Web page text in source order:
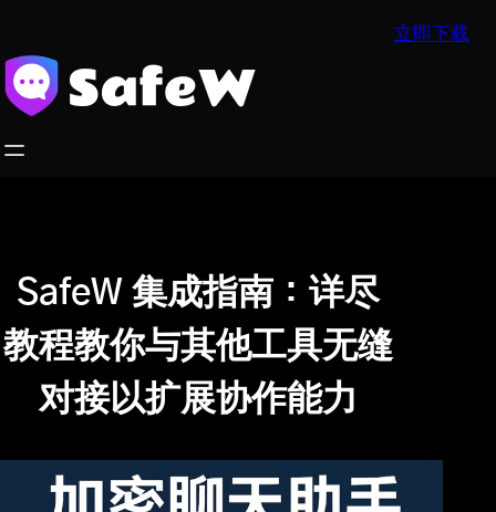
内
容
立即下载
SafeW 集成指南：详尽
教程教你与其他工具无缝
对接以扩展协作能力